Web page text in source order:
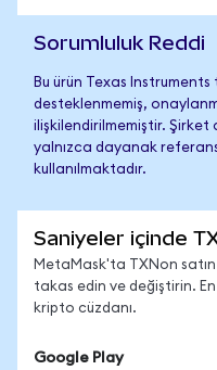
Sorumluluk Reddi
Bu ürün Texas
desteklenmemiş,
ilişkilendirilmemiştir. Şirket
yalnızca dayanak referans
kullanılmaktadır.
Saniyeler içinde
MetaMask'ta TXNon satın
takas edin ve değiştirin.
kripto cüzdanı.
Google Play